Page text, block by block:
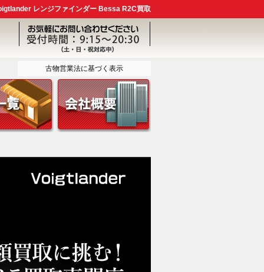
レンジファインダー Bessa R2C買取
古物営業法に基づく表示